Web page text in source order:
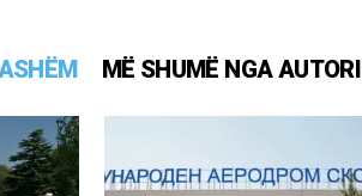
MË SHUMË NGA AUTORI